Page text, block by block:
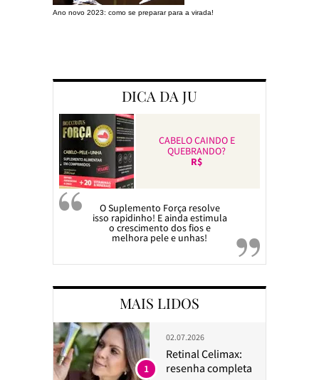
Ano novo 2023: como se preparar para a virada!
DICA DA JU
CABELO CAINDO E
QUEBRANDO?
R$
O Suplemento Força resolve
isso rapidinho! E ainda estimula
o crescimento dos fios e
melhora pele e unhas!
MAIS LIDOS
02.07.2026
Retinal Celimax:
resenha completa
1